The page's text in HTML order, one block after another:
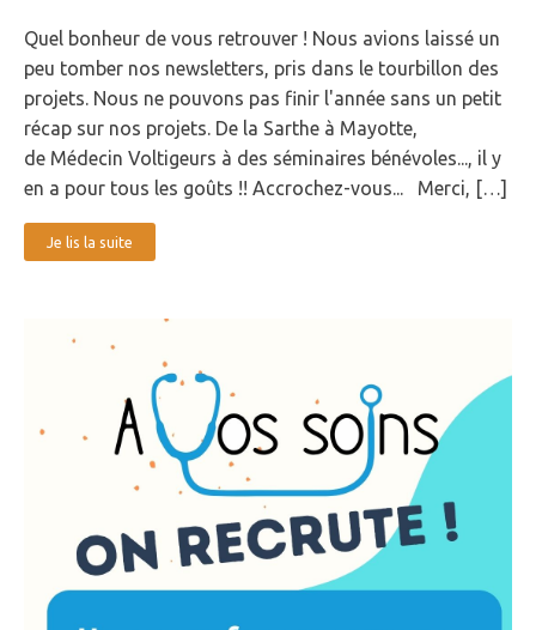
Quel bonheur de vous retrouver ! Nous avions laissé un
peu tomber nos newsletters, pris dans le tourbillon des
projets. Nous ne pouvons pas finir l'année sans un petit
récap sur nos projets. De la Sarthe à Mayotte,
de Médecin Voltigeurs à des séminaires bénévoles..., il y
en a pour tous les goûts !! Accrochez-vous... Merci, […]
Je lis la suite